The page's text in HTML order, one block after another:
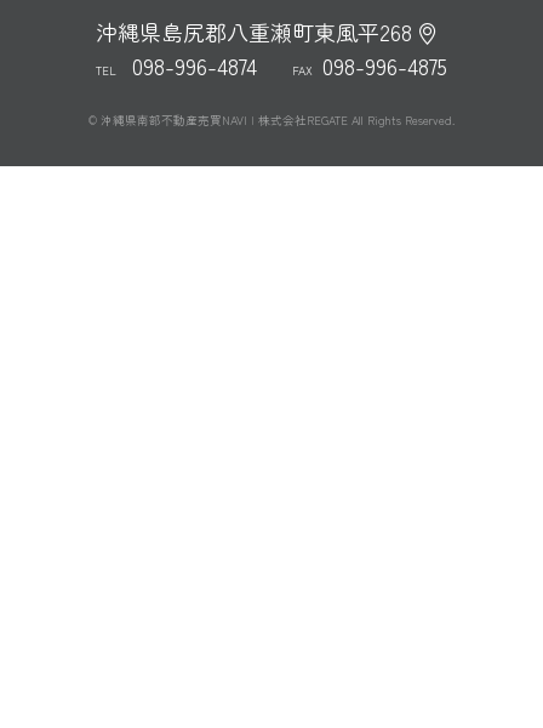
沖縄県島尻郡八重瀬町東風平268
TEL 098-996-4874 FAX 098-996-4875
© 沖縄県南部不動産売買NAVI | 株式会社REGATE All Rights Reserved.